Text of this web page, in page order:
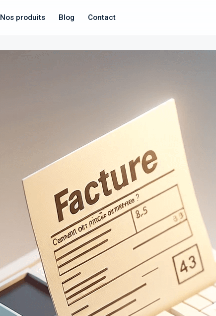
Nos produits Blog Contact